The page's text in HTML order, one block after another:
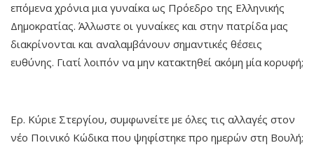
επόμενα χρόνια μια γυναίκα ως Πρόεδρο της Ελληνικής
Δημοκρατίας. Άλλωστε οι γυναίκες και στην πατρίδα μας
διακρίνονται και αναλαμβάνουν σημαντικές θέσεις
ευθύνης. Γιατί λοιπόν να μην κατακτηθεί ακόμη μία κορυφή;
Ερ. Κύριε Στεργίου, συμφωνείτε με όλες τις αλλαγές στον
νέο Ποινικό Κώδικα που ψηφίστηκε προ ημερών στη Βουλή;